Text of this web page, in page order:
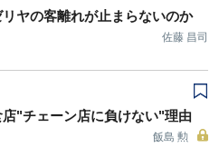
ヤの客離れが止まらないのか
佐藤 昌司
"チェーン店に負けない"理由
飯島 勲